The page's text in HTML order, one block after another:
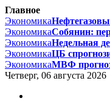
Главное
Экономика
ЭкономикаСобянин:
ЭкономикаНедельная
ЭкономикаЦБ
ЭкономикаМВФ
Четверг, 06 августа 2026